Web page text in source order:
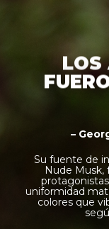
LOS
–
Su fuente de
Nude Musk,
uniformidad
colores que